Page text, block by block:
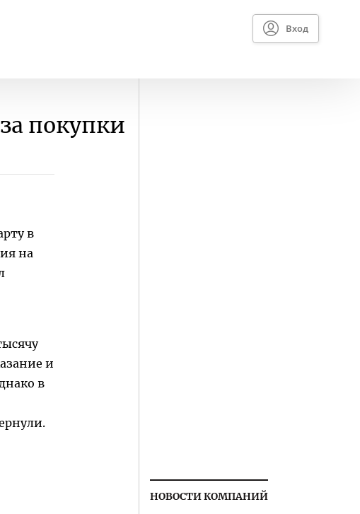
Вход
покупки
в
на
и
в
НОВОСТИ КОМПАНИЙ